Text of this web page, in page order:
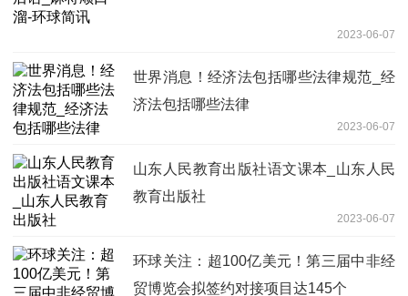
2023-06-07
世界消息！经济法包括哪些法律规范_经
济法包括哪些法律
2023-06-07
山东人民教育出版社语文课本_山东人民
教育出版社
2023-06-07
环球关注：超100亿美元！第三届中非经
贸博览会拟签约对接项目达145个